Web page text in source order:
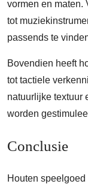
vormen en maten.
tot
passends te
Bovendien heeft
tot tactiele
natuurlijke textuur
worden
Conclusie
Houten